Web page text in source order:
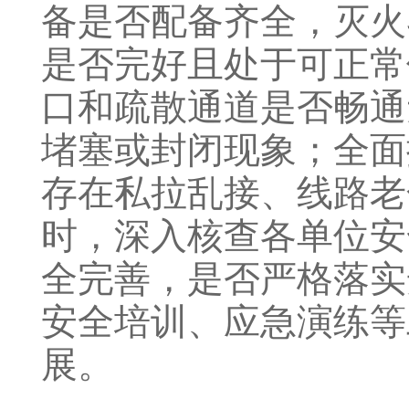
备是否配备齐全，灭
是否完好且处于可正
口和疏散通道是否畅
堵塞或封闭现象；全
存在私拉乱接、线路
时，深入核查各单位
全完善，是否严格落
安全培训、应急演练
展。